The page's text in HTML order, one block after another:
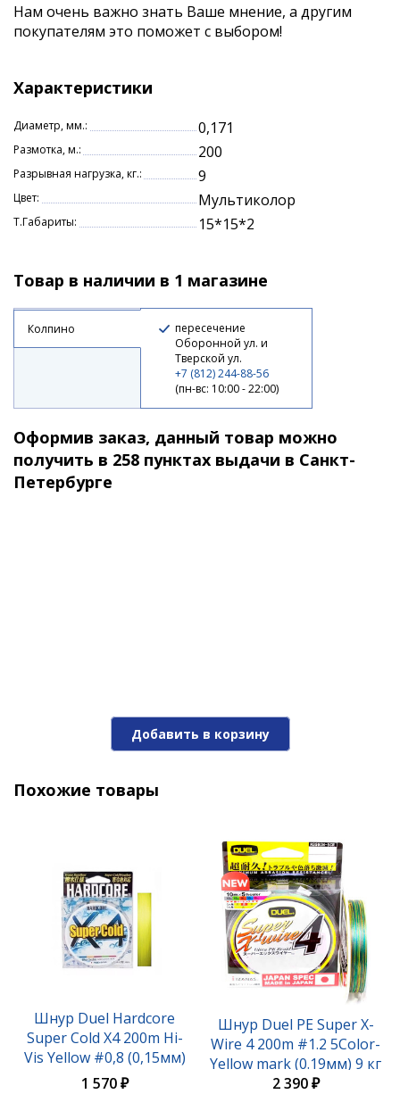
Нам очень важно знать Ваше мнение, а другим
покупателям это поможет с выбором!
Характеристики
Диаметр, мм.: 0,171
Размотка, м.: 200
Разрывная нагрузка, кг.: 9
Цвет: Мультиколор
Т.Габариты: 15*15*2
Товар в наличии в 1 магазине
Колпино
пересечение
Оборонной ул. и
Тверской ул.
+7 (812) 244-88-56
(пн-вс: 10:00 - 22:00)
Оформив заказ, данный товар можно
получить в 258 пунктах выдачи в Санкт-
Петербурге
Добавить в корзину
Похожие товары
Шнур Duel Hardcore
Super Cold X4 200m Hi-
Vis Yellow #0,8 (0,15мм)
1 570 ₽
Шнур Duel PE Super X-
Wire 4 200m #1.2 5Color-
Yellow mark (0.19мм) 9 кг
2 390 ₽